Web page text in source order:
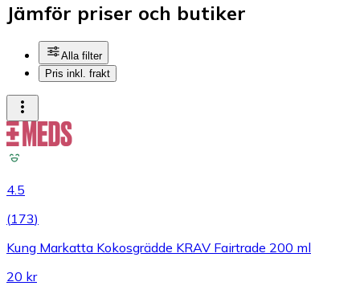
Jämför priser och butiker
Alla filter
Pris inkl. frakt
4.5
(173)
Kung Markatta Kokosgrädde KRAV Fairtrade 200 ml
20 kr